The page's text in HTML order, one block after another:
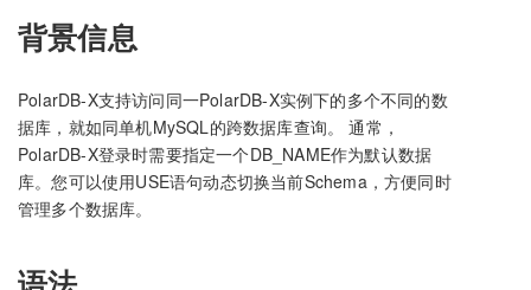
背景信息
PolarDB-X支持访问同一PolarDB-X实例下的多个不同的数
据库，就如同单机MySQL的跨数据库查询。 通常，
PolarDB-X登录时需要指定一个DB_NAME作为默认数据
库。您可以使用USE语句动态切换当前Schema，方便同时
管理多个数据库。